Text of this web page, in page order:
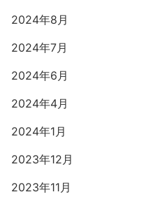
2024年8月
2024年7月
2024年6月
2024年4月
2024年1月
2023年12月
2023年11月